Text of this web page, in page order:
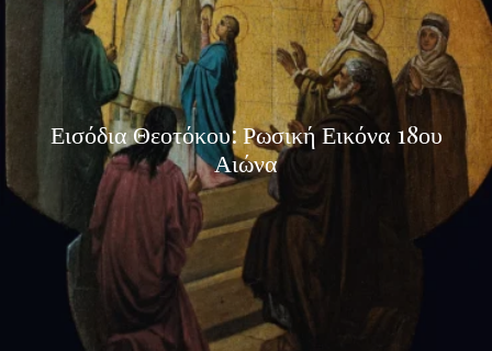
Εισόδια Θεοτόκου: Ρωσική Εικόνα 18ου
Αιώνα